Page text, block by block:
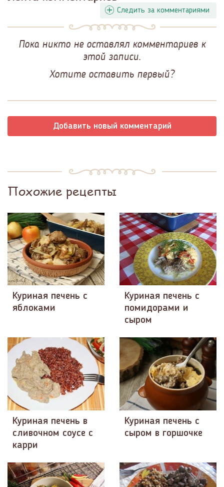
Следить за комментариями
Пока никто не оставлял комментариев к
этой записи.
Хотите оставить первый?
Добавить новый комментарий
Похожие рецепты
Куриная печень с
яблоками
Куриная печень с
помидорами и
сыром
Куриная печень в
сливочном соусе с
карри
Куриная печень с
сыром в горшочке